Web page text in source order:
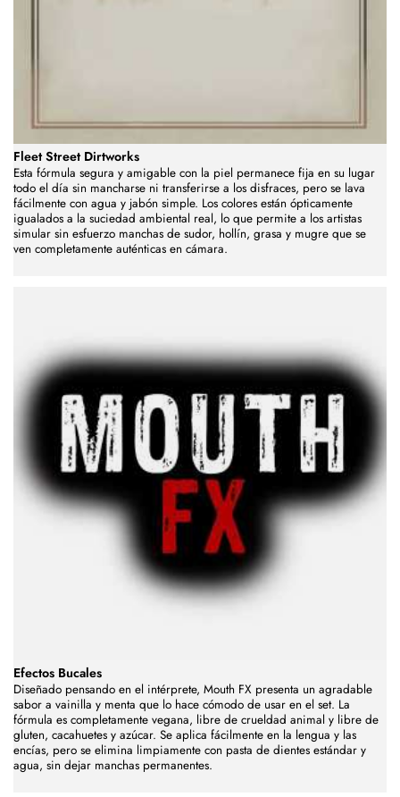
Fleet Street Dirtworks
Esta fórmula segura y amigable con la piel permanece fija en su lugar
todo el día sin mancharse ni transferirse a los disfraces, pero se lava
fácilmente con agua y jabón simple. Los colores están ópticamente
igualados a la suciedad ambiental real, lo que permite a los artistas
simular sin esfuerzo manchas de sudor, hollín, grasa y mugre que se
ven completamente auténticas en cámara.
Efectos Bucales
Diseñado pensando en el intérprete, Mouth FX presenta un agradable
sabor a vainilla y menta que lo hace cómodo de usar en el set. La
fórmula es completamente vegana, libre de crueldad animal y libre de
gluten, cacahuetes y azúcar. Se aplica fácilmente en la lengua y las
encías, pero se elimina limpiamente con pasta de dientes estándar y
agua, sin dejar manchas permanentes.